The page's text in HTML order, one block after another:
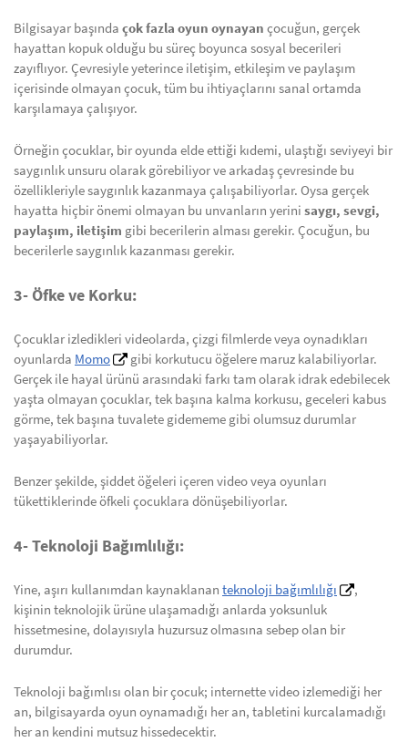
Bilgisayar başında çok fazla oyun oynayan çocuğun, gerçek
hayattan kopuk olduğu bu süreç boyunca sosyal becerileri
zayıflıyor. Çevresiyle yeterince iletişim, etkileşim ve paylaşım
içerisinde olmayan çocuk, tüm bu ihtiyaçlarını sanal ortamda
karşılamaya çalışıyor.
Örneğin çocuklar, bir oyunda elde ettiği kıdemi, ulaştığı seviyeyi bir
saygınlık unsuru olarak görebiliyor ve arkadaş çevresinde bu
özellikleriyle saygınlık kazanmaya çalışabiliyorlar. Oysa gerçek
hayatta hiçbir önemi olmayan bu unvanların yerini saygı, sevgi,
paylaşım, iletişim gibi becerilerin alması gerekir. Çocuğun, bu
becerilerle saygınlık kazanması gerekir.
3- Öfke ve Korku:
Çocuklar izledikleri videolarda, çizgi filmlerde veya oynadıkları
oyunlarda Momo
gibi korkutucu öğelere maruz kalabiliyorlar.
Gerçek ile hayal ürünü arasındaki farkı tam olarak idrak edebilecek
yaşta olmayan çocuklar, tek başına kalma korkusu, geceleri kabus
görme, tek başına tuvalete gidememe gibi olumsuz durumlar
yaşayabiliyorlar.
Benzer şekilde, şiddet öğeleri içeren video veya oyunları
tükettiklerinde öfkeli çocuklara dönüşebiliyorlar.
4- Teknoloji Bağımlılığı:
Yine, aşırı kullanımdan kaynaklanan teknoloji bağımlılığı
,
kişinin teknolojik ürüne ulaşamadığı anlarda yoksunluk
hissetmesine, dolayısıyla huzursuz olmasına sebep olan bir
durumdur.
Teknoloji bağımlısı olan bir çocuk; internette video izlemediği her
an, bilgisayarda oyun oynamadığı her an, tabletini kurcalamadığı
her an kendini mutsuz hissedecektir.